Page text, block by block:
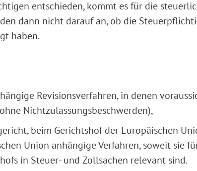
entschieden, kommt es für die
dann nicht darauf an, ob die
haben.
Revisionsverfahren, in denen
Nichtzulassungsbeschwerden),
beim Gerichtshof der Europäischen
Union anhängige Verfahren, soweit sie
in Steuer- und Zollsachen relevant sind.